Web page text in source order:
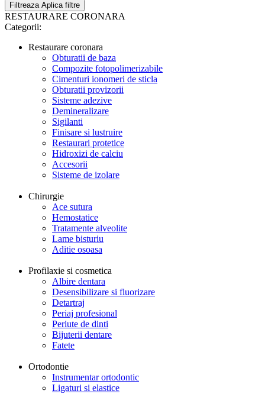
Filtreaza Aplica filtre
RESTAURARE CORONARA
Categorii:
Restaurare coronara
Obturatii de baza
Compozite fotopolimerizabile
Cimenturi ionomeri de sticla
Obturatii provizorii
Sisteme adezive
Demineralizare
Sigilanti
Finisare si lustruire
Restaurari protetice
Hidroxizi de calciu
Accesorii
Sisteme de izolare
Chirurgie
Ace sutura
Hemostatice
Tratamente alveolite
Lame bisturiu
Aditie osoasa
Profilaxie si cosmetica
Albire dentara
Desensibilizare si fluorizare
Detartraj
Periaj profesional
Periute de dinti
Bijuterii dentare
Fatete
Ortodontie
Instrumentar ortodontic
Ligaturi si elastice